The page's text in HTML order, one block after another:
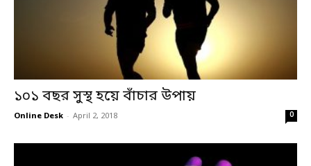
১০১ বছর সুস্থ হয়ে বাঁচার উপায়
Online Desk - April 2, 2018 0